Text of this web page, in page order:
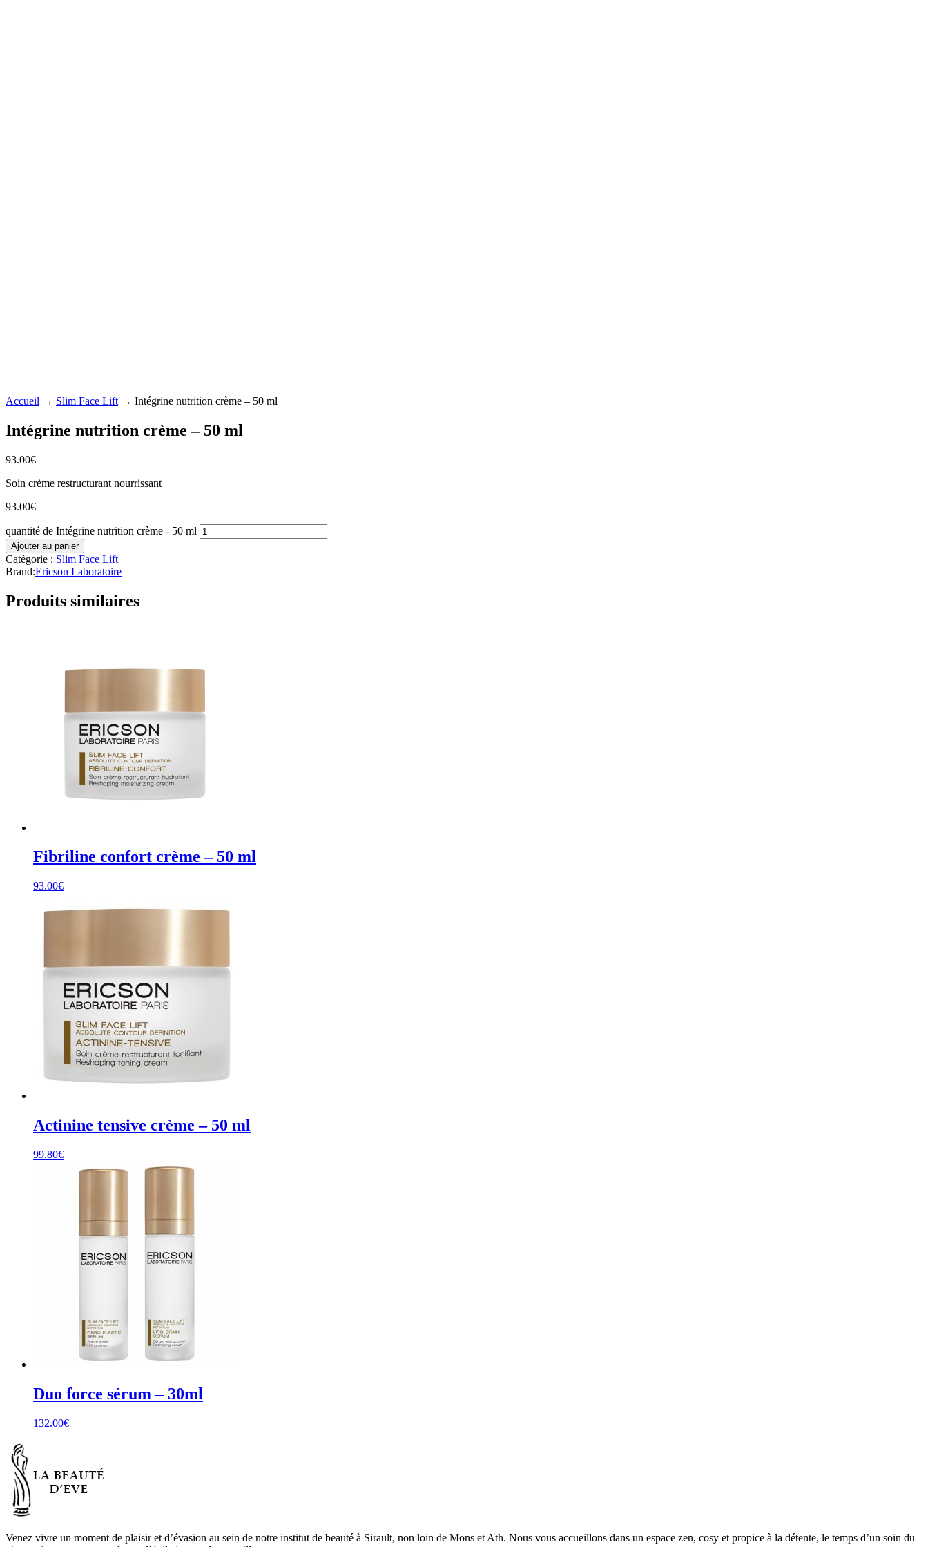
Accueil → Slim Face Lift → Intégrine nutrition crème – 50 ml
Intégrine nutrition crème – 50 ml
93.00€
Soin crème restructurant nourrissant
93.00€
quantité de Intégrine nutrition crème - 50 ml
Ajouter au panier
Catégorie : Slim Face Lift
Brand:Ericson Laboratoire
Produits similaires
Fibriline confort crème – 50 ml
93.00€
Actinine tensive crème – 50 ml
99.80€
Duo force sérum – 30ml
132.00€
Venez vivre un moment de plaisir et d’évasion au sein de notre institut de beauté à Sirault, non loin de Mons et Ath. Nous vous accueillons dans un espace zen, cosy et propice à la détente, le temps d’un soin du